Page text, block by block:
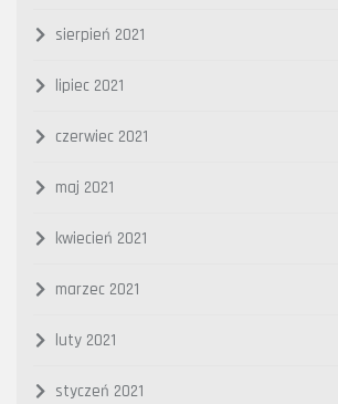
sierpień 2021
lipiec 2021
czerwiec 2021
maj 2021
kwiecień 2021
marzec 2021
luty 2021
styczeń 2021